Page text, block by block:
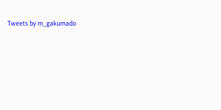
Tweets by m_gakumado